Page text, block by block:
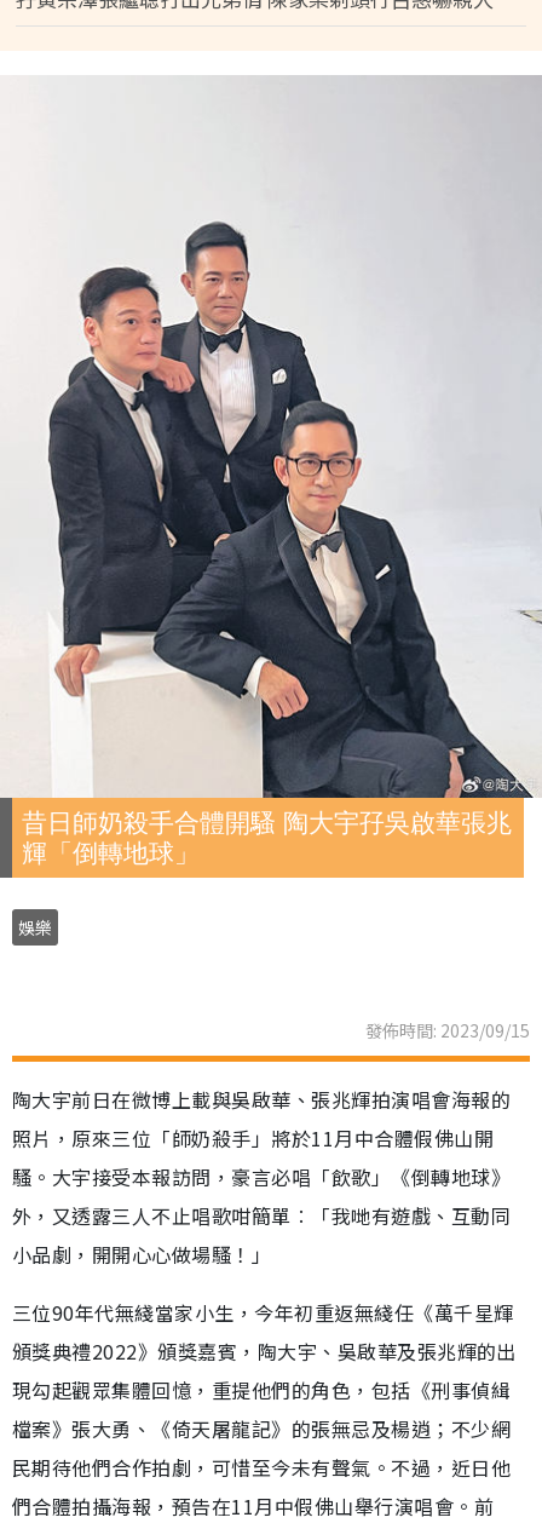
昔日師奶殺手合體開騷 陶大宇孖吳啟華張兆
輝「倒轉地球」
娛樂
發佈時間: 2023/09/15
陶大宇前日在微博上載與吳啟華、張兆輝拍演唱會海報的
照片，原來三位「師奶殺手」將於11月中合體假佛山開
騷。大宇接受本報訪問，豪言必唱「飲歌」《倒轉地球》
外，又透露三人不止唱歌咁簡單︰「我哋有遊戲、互動同
小品劇，開開心心做場騷！」
三位90年代無綫當家小生，今年初重返無綫任《萬千星輝
頒獎典禮2022》頒獎嘉賓，陶大宇、吳啟華及張兆輝的出
現勾起觀眾集體回憶，重提他們的角色，包括《刑事偵緝
檔案》張大勇、《倚天屠龍記》的張無忌及楊逍；不少網
民期待他們合作拍劇，可惜至今未有聲氣。不過，近日他
們合體拍攝海報，預告在11月中假佛山舉行演唱會。前